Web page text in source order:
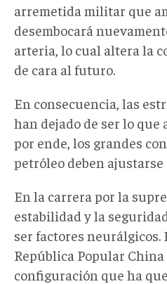
arremetida militar que
desembocará
arteria, lo cual altera la
de cara al futuro.
En consecuencia, las
han dejado de ser lo que
por ende, los grandes
petróleo deben ajustarse
En la carrera por la
estabilidad y la
ser factores neurálgicos.
República Popular
configuración que ha